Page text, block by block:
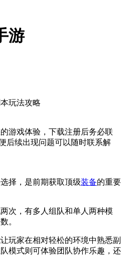
玩法攻略
游戏体验，下载注册后务必联
后续出现问题可以随时联系解
择，是前期获取顶级装备的重要
次，有多人组队和单人两种模
。
玩家在相对轻松的环境中熟悉副
模式则可体验团队协作乐趣，还